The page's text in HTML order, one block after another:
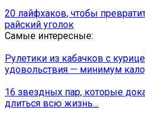
20 лайфхаков, чтобы
райский уголок
Самые интересные:
Рулетики из кабачков с
удовольствия — минимум
16 звездных пар, которые
длиться всю жизнь…